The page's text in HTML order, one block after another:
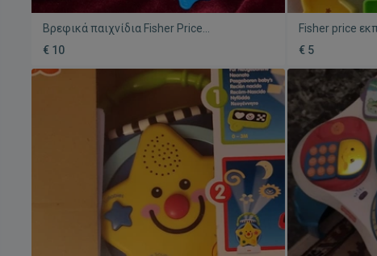
Βρεφικά παιχνίδια Fisher Price
μεταχειρισμένα, σετ 3 τεμαχίων
€ 10
Fisher price
σε άριστη
€ 5